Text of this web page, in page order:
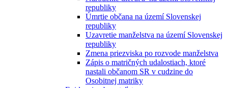
republiky
Úmrtie občana na území Slovenskej
republiky
Uzavretie manželstva na území Slovenskej
republiky
Zmena priezviska po rozvode manželstva
Zápis o matričných udalostiach, ktoré
nastali občanom SR v cudzine do
Osobitnej matriky